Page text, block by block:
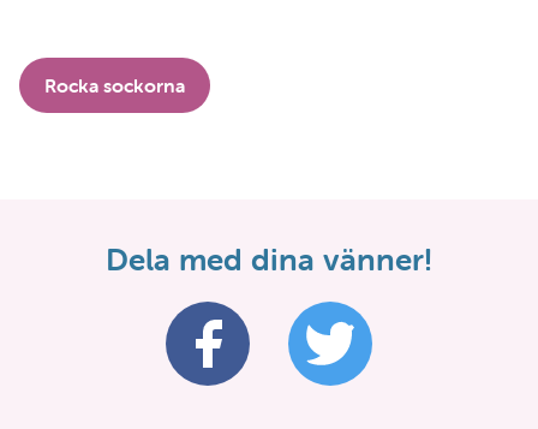
Rocka sockorna
Dela med dina vänner!